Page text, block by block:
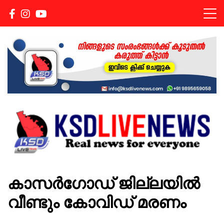
KSDLIVENEWS
കാസർഗോഡ് ജില്ലയിൽ
വീണ്ടും കോവിഡ് മരണം